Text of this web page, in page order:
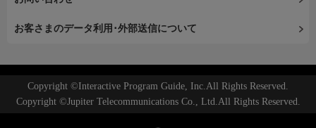
お客さまのデータ利用･外部送信について
Copyright ©Interactive Program Guide, Inc.All Rights Reserved.
Copyright ©Jupiter Telecommunications Co., Ltd.All Rights Reserved.